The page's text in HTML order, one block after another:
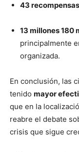
43 recompensas
13 millones 180
principalmente
organizada.
En conclusión, las
tenido mayor
que en la
reabre el debate
crisis que sigue